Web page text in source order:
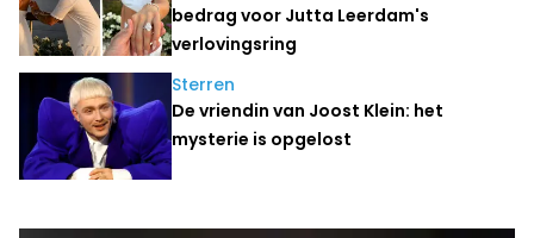
bedrag voor Jutta Leerdam's
verlovingsring
Sterren
De vriendin van Joost Klein: het
mysterie is opgelost